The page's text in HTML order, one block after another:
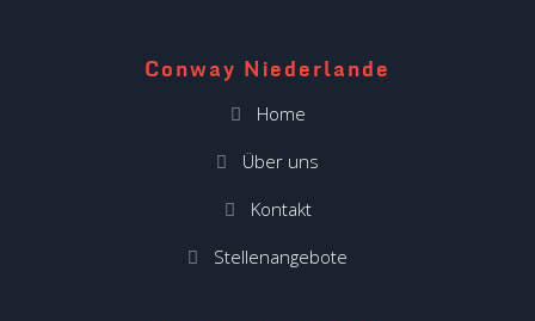
Conway Niederlande
Home
Über uns
Kontakt
Stellenangebote